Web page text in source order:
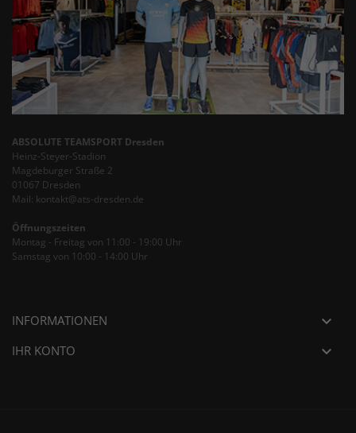
ABSOLUTE TEAMSPORT Dresden
Heinz-Steyer-Stadion
Magdeburger Straße 2
01067 Dresden
Mail: kontakt@ats-dresden.de
Öffnungszeiten
Montag - Freitag von 11:00 - 19:00 Uhr
Samstag von 10:00 - 14:00 Uhr
INFORMATIONEN 
IHR KONTO 